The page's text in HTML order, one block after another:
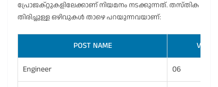
പ്രോജക്റ്റുകളിലേക്കാണ് നിയമനം നടക്കുന്നത്. തസ്തിക
തിരിച്ചുള്ള ഒഴിവുകൾ താഴെ പറയുന്നവയാണ്:
POST NAME
Engineer 06